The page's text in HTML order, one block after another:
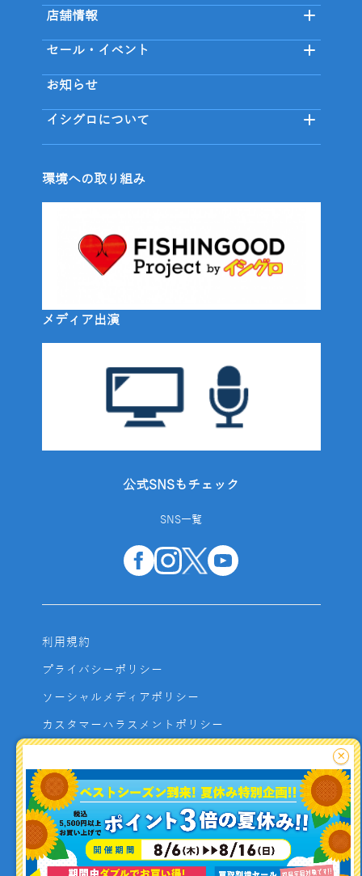
店舗情報
セール・イベント
お知らせ
イシグロについて
環境への取り組み
メディア出演
公式SNSもチェック
SNS一覧
利用規約
プライバシーポリシー
ソーシャルメディアポリシー
カスタマーハラスメントポリシー
よくあるご質問
お問い合わせ
利用者資金の保全方法
×